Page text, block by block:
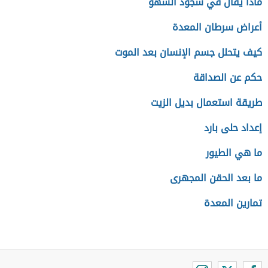
أعراض سرطان المعدة
كيف يتحلل جسم الإنسان بعد الموت
حكم عن الصداقة
طريقة استعمال بديل الزيت
إعداد حلى بارد
ما هي الطيور
ما بعد الحقن المجهرى
تمارين المعدة